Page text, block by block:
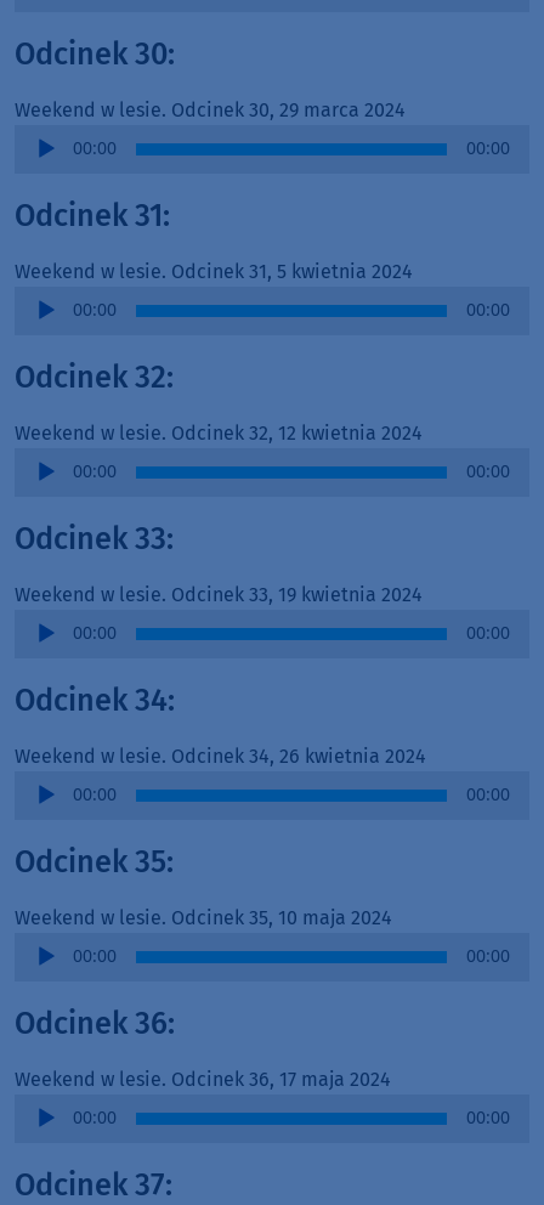
Odcinek 30:
Weekend w lesie. Odcinek 30, 29 marca 2024
Audio
00:00 00:00
Odcinek 31:
Weekend w lesie. Odcinek 31, 5 kwietnia 2024
Audio
00:00 00:00
Odcinek 32:
Weekend w lesie. Odcinek 32, 12 kwietnia 2024
Audio
00:00 00:00
Odcinek 33:
Weekend w lesie. Odcinek 33, 19 kwietnia 2024
Audio
00:00 00:00
Odcinek 34:
Weekend w lesie. Odcinek 34, 26 kwietnia 2024
Audio
00:00 00:00
Odcinek 35:
Weekend w lesie. Odcinek 35, 10 maja 2024
Audio
00:00 00:00
Odcinek 36:
Weekend w lesie. Odcinek 36, 17 maja 2024
Audio
00:00 00:00
Odcinek 37: